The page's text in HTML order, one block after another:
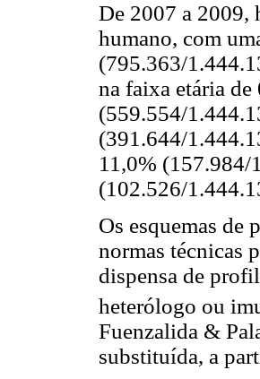
De 2007 a 2009,
humano, com
(795.363/
na faixa etária de
(559.554/
(391.644/
11,0% (157.984/
(102.526/
Os esquemas de
normas técnicas
dispensa de
heterólogo ou
Fuenzalida &
substituída, a